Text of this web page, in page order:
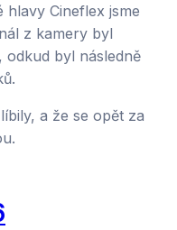
hlavy Cineflex jsme
z kamery byl
odkud byl následně
a že se opět za